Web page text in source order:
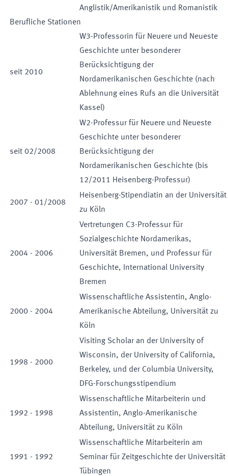
Anglistik/Amerikanistik und Romanistik
Berufliche Stationen
seit 2010
W3-Professorin für Neuere und Neueste
Geschichte unter besonderer
Berücksichtigung der
Nordamerikanischen Geschichte (nach
Ablehnung eines Rufs an die Universität
Kassel)
seit 02/2008
W2-Professur für Neuere und Neueste
Geschichte unter besonderer
Berücksichtigung der
Nordamerikanischen Geschichte (bis
12/2011 Heisenberg-Professur)
2007 - 01/2008
Heisenberg-Stipendiatin an der Universität
zu Köln
2004 - 2006
Vertretungen C3-Professur für
Sozialgeschichte Nordamerikas,
Universität Bremen, und Professur für
Geschichte, International University
Bremen
2000 - 2004
Wissenschaftliche Assistentin, Anglo-
Amerikanische Abteilung, Universität zu
Köln
1998 - 2000
Visiting Scholar an der University of
Wisconsin, der University of California,
Berkeley, und der Columbia University,
DFG-Forschungsstipendium
1992 - 1998
Wissenschaftliche Mitarbeiterin und
Assistentin, Anglo-Amerikanische
Abteilung, Universität zu Köln
1991 - 1992
Wissenschaftliche Mitarbeiterin am
Seminar für Zeitgeschichte der Universität
Tübingen